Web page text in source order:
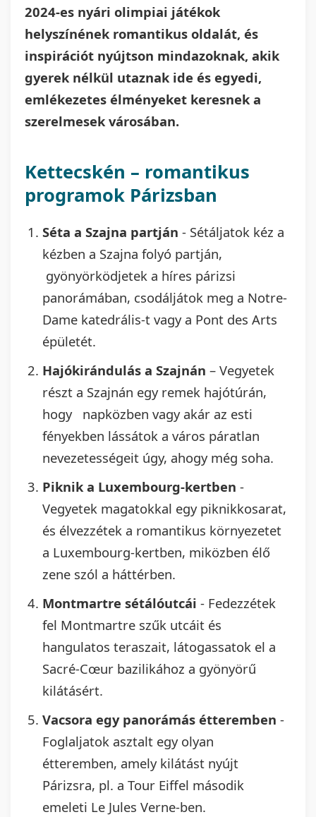
2024-es nyári olimpiai játékok
helyszínének romantikus oldalát, és
inspirációt nyújtson mindazoknak, akik
gyerek nélkül utaznak ide és egyedi,
emlékezetes élményeket keresnek a
szerelmesek városában.
Kettecskén – romantikus
programok Párizsban
Séta a Szajna partján - Sétáljatok kéz a
kézben a Szajna folyó partján,
gyönyörködjetek a híres párizsi
panorámában, csodáljátok meg a Notre-
Dame katedrális-t vagy a Pont des Arts
épületét.
Hajókirándulás a Szajnán – Vegyetek
részt a Szajnán egy remek hajótúrán,
hogy napközben vagy akár az esti
fényekben lássátok a város páratlan
nevezetességeit úgy, ahogy még soha.
Piknik a Luxembourg-kertben -
Vegyetek magatokkal egy piknikkosarat,
és élvezzétek a romantikus környezetet
a Luxembourg-kertben, miközben élő
zene szól a háttérben.
Montmartre sétálóutcái - Fedezzétek
fel Montmartre szűk utcáit és
hangulatos teraszait, látogassatok el a
Sacré-Cœur bazilikához a gyönyörű
kilátásért.
Vacsora egy panorámás étteremben -
Foglaljatok asztalt egy olyan
étteremben, amely kilátást nyújt
Párizsra, pl. a Tour Eiffel második
emeleti Le Jules Verne-ben.